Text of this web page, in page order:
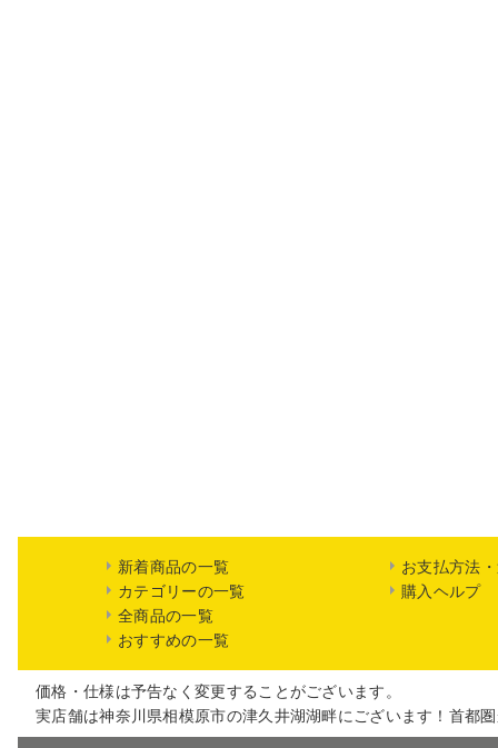
新着商品の一覧
カテゴリーの一覧
全商品の一覧
おすすめの一覧
お支払方法
購入ヘルプ
価格・仕様は予告なく変更することがございます。
実店舗は神奈川県相模原市の津久井湖湖畔にございます！首都